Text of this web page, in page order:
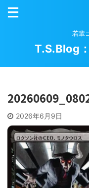
若輩
T.S.Blog
2026年6月9日